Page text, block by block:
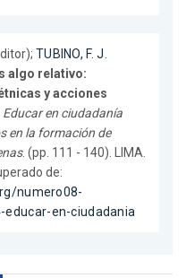
TUBINO, F. J.
algo relativo:
y acciones
Educar en ciudadanía
en la formación de
. (pp. 111 - 140). LIMA.
de:
numero08-
en-ciudadania